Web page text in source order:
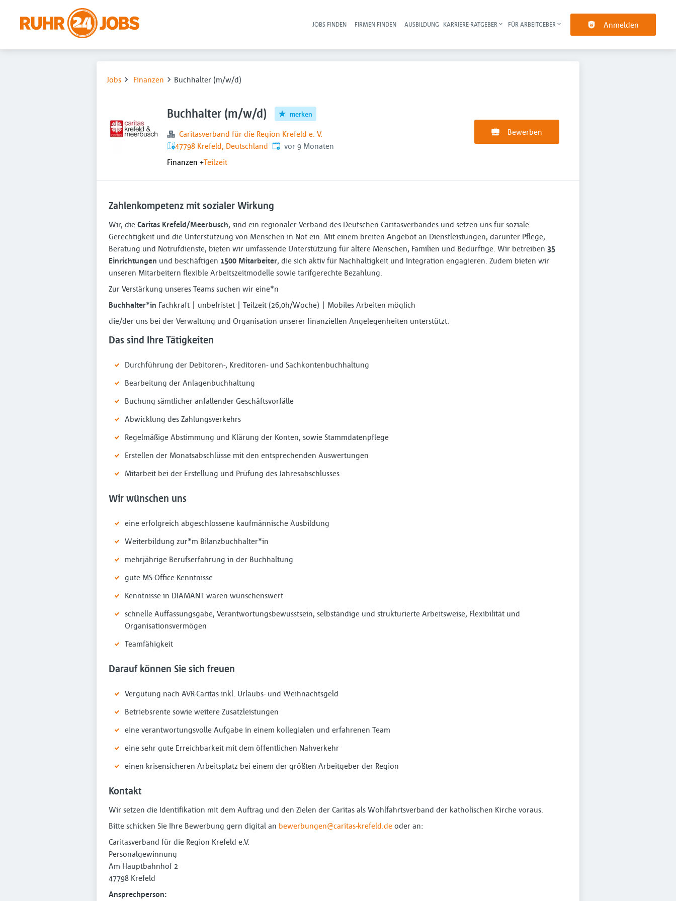
Haupt-Navigation
JOBS FINDEN FIRMEN FINDEN AUSBILDUNG KARRIERE-RATGEBER FÜR ARBEITGEBER Anmelden
Jobs Finanzen Buchhalter (m/w/d)
Buchhalter (m/w/d) merken
Caritasverband für die Region Krefeld e. V.
47798 Krefeld, Deutschland Veröffentlicht:
vor 9 Monaten
Finanzen +Teilzeit
Bewerben
Zahlenkompetenz mit sozialer Wirkung
Wir, die Caritas Krefeld/Meerbusch, sind ein regionaler Verband des Deutschen Caritasverbandes und setzen uns für soziale
Gerechtigkeit und die Unterstützung von Menschen in Not ein. Mit einem breiten Angebot an Dienstleistungen, darunter Pflege,
Beratung und Notrufdienste, bieten wir umfassende Unterstützung für ältere Menschen, Familien und Bedürftige. Wir betreiben 35
Einrichtungen und beschäftigen 1500 Mitarbeiter, die sich aktiv für Nachhaltigkeit und Integration engagieren. Zudem bieten wir
unseren Mitarbeitern flexible Arbeitszeitmodelle sowie tarifgerechte Bezahlung.
Zur Verstärkung unseres Teams suchen wir eine*n
Buchhalter*in Fachkraft | unbefristet | Teilzeit (26,0h/Woche) | Mobiles Arbeiten möglich
die/der uns bei der Verwaltung und Organisation unserer finanziellen Angelegenheiten unterstützt.
Das sind Ihre Tätigkeiten
Durchführung der Debitoren-, Kreditoren- und Sachkontenbuchhaltung
Bearbeitung der Anlagenbuchhaltung
Buchung sämtlicher anfallender Geschäftsvorfälle
Abwicklung des Zahlungsverkehrs
Regelmäßige Abstimmung und Klärung der Konten, sowie Stammdatenpflege
Erstellen der Monatsabschlüsse mit den entsprechenden Auswertungen
Mitarbeit bei der Erstellung und Prüfung des Jahresabschlusses
Wir wünschen uns
eine erfolgreich abgeschlossene kaufmännische Ausbildung
Weiterbildung zur*m Bilanzbuchhalter*in
mehrjährige Berufserfahrung in der Buchhaltung
gute MS-Office-Kenntnisse
Kenntnisse in DIAMANT wären wünschenswert
schnelle Auffassungsgabe, Verantwortungsbewusstsein, selbständige und strukturierte Arbeitsweise, Flexibilität und
Organisationsvermögen
Teamfähigkeit
Darauf können Sie sich freuen
Vergütung nach AVR-Caritas inkl. Urlaubs- und Weihnachtsgeld
Betriebsrente sowie weitere Zusatzleistungen
eine verantwortungsvolle Aufgabe in einem kollegialen und erfahrenen Team
eine sehr gute Erreichbarkeit mit dem öffentlichen Nahverkehr
einen krisensicheren Arbeitsplatz bei einem der größten Arbeitgeber der Region
Kontakt
Wir setzen die Identifikation mit dem Auftrag und den Zielen der Caritas als Wohlfahrtsverband der katholischen Kirche voraus.
Bitte schicken Sie Ihre Bewerbung gern digital an bewerbungen@caritas-krefeld.de oder an:
Caritasverband für die Region Krefeld e.V.
Personalgewinnung
Am Hauptbahnhof 2
47798 Krefeld
Ansprechperson: